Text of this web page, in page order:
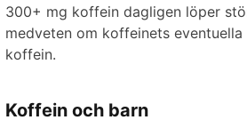
300+ mg koffein dagligen löper
medveten om koffeinets
koffein.
Koffein och barn